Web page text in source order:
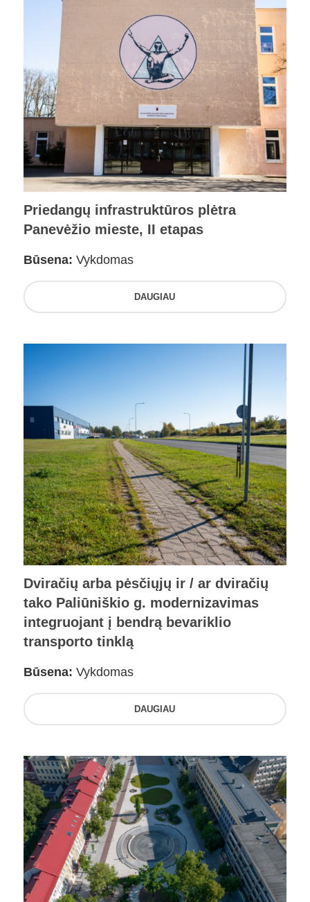
Priedangų infrastruktūros plėtra
Panevėžio mieste, II etapas
Būsena: Vykdomas
DAUGIAU
Dviračių arba pėsčiųjų ir / ar dviračių
tako Paliūniškio g. modernizavimas
integruojant į bendrą bevariklio
transporto tinklą
Būsena: Vykdomas
DAUGIAU